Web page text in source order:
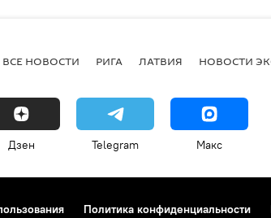
ВСЕ НОВОСТИ РИГА ЛАТВИЯ НОВОСТИ
Дзен Telegram Макс
Политика конфиденциальности